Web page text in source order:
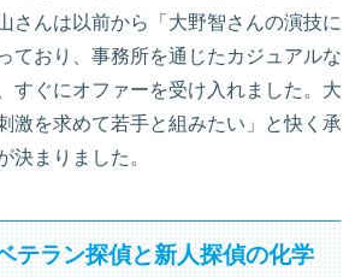
さんは以前から「大野智さんの演技に
ており、事務所を通じたカジュアルな
すぐにオファーを受け入れました。大
激を求めて若手と組みたい」と快く承
決まりました。
テラン探偵と新人探偵の化学